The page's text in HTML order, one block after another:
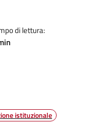
di lettura:
istituzionale